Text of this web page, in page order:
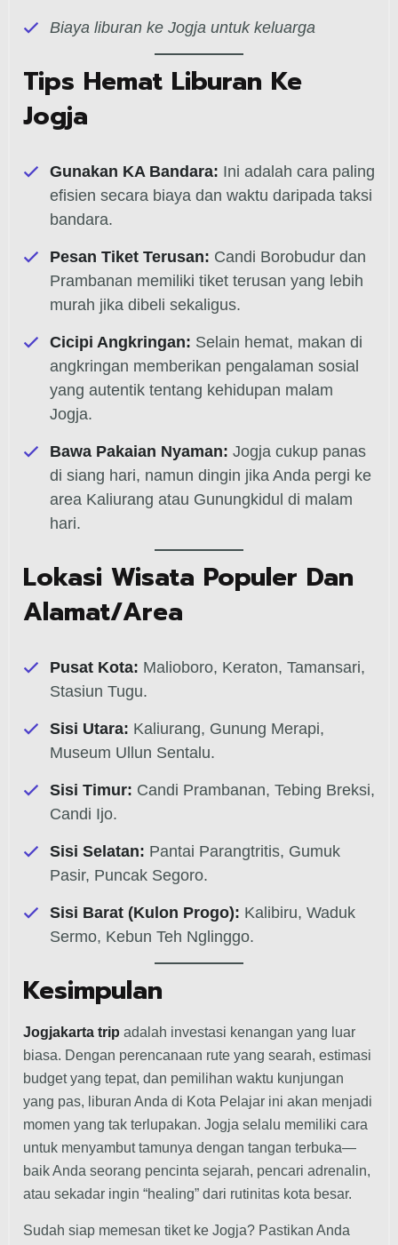
Biaya liburan ke Jogja untuk keluarga
Tips Hemat Liburan Ke
Jogja
Gunakan KA Bandara: Ini adalah cara paling
efisien secara biaya dan waktu daripada taksi
bandara.
Pesan Tiket Terusan: Candi Borobudur dan
Prambanan memiliki tiket terusan yang lebih
murah jika dibeli sekaligus.
Cicipi Angkringan: Selain hemat, makan di
angkringan memberikan pengalaman sosial
yang autentik tentang kehidupan malam
Jogja.
Bawa Pakaian Nyaman: Jogja cukup panas
di siang hari, namun dingin jika Anda pergi ke
area Kaliurang atau Gunungkidul di malam
hari.
Lokasi Wisata Populer Dan
Alamat/Area
Pusat Kota: Malioboro, Keraton, Tamansari,
Stasiun Tugu.
Sisi Utara: Kaliurang, Gunung Merapi,
Museum Ullun Sentalu.
Sisi Timur: Candi Prambanan, Tebing Breksi,
Candi Ijo.
Sisi Selatan: Pantai Parangtritis, Gumuk
Pasir, Puncak Segoro.
Sisi Barat (Kulon Progo): Kalibiru, Waduk
Sermo, Kebun Teh Nglinggo.
Kesimpulan
Jogjakarta trip adalah investasi kenangan yang luar
biasa. Dengan perencanaan rute yang searah, estimasi
budget yang tepat, dan pemilihan waktu kunjungan
yang pas, liburan Anda di Kota Pelajar ini akan menjadi
momen yang tak terlupakan. Jogja selalu memiliki cara
untuk menyambut tamunya dengan tangan terbuka—
baik Anda seorang pencinta sejarah, pencari adrenalin,
atau sekadar ingin “healing” dari rutinitas kota besar.
Sudah siap memesan tiket ke Jogja? Pastikan Anda